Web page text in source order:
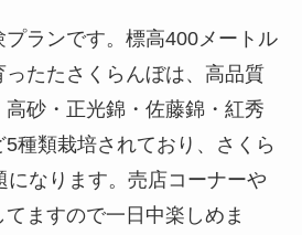
プランです。標高400メートル
たたさくらんぼは、高品質
砂・正光錦・佐藤錦・紅秀
種類栽培されており、さくら
になります。売店コーナーや
ますので一日中楽しめま